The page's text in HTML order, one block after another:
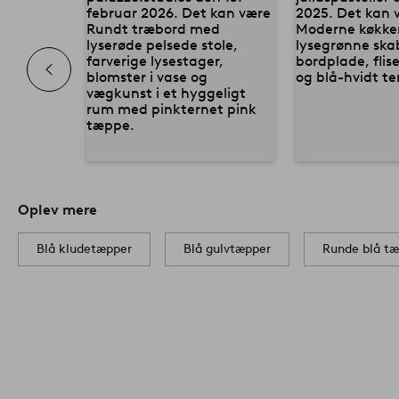
Oplev mere
Blå kludetæpper Blå gulvtæpper Runde blå